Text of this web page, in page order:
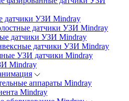
датчики УЗИ Mindray
датчики УЗИ Mindray
датчики УЗИ Mindray
датчики УЗИ Mindray
УЗИ датчики Mindray
Mindray
аппараты Mindray
Mindray